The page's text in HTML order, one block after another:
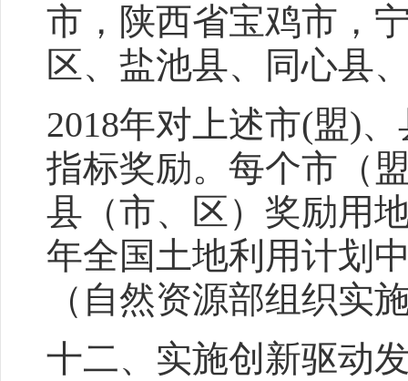
市，陕西省宝鸡市，
区、盐池县、同心县
2018年对上述市(盟)
指标奖励。每个市（
县（市、区）奖励用
年全国土地利用计划
（自然资源部组织实
十二、实施创新驱动